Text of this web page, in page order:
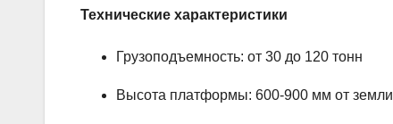
Технические характеристики
Грузоподъемность: от 30 до 120 тонн
Высота платформы: 600-900 мм от земли